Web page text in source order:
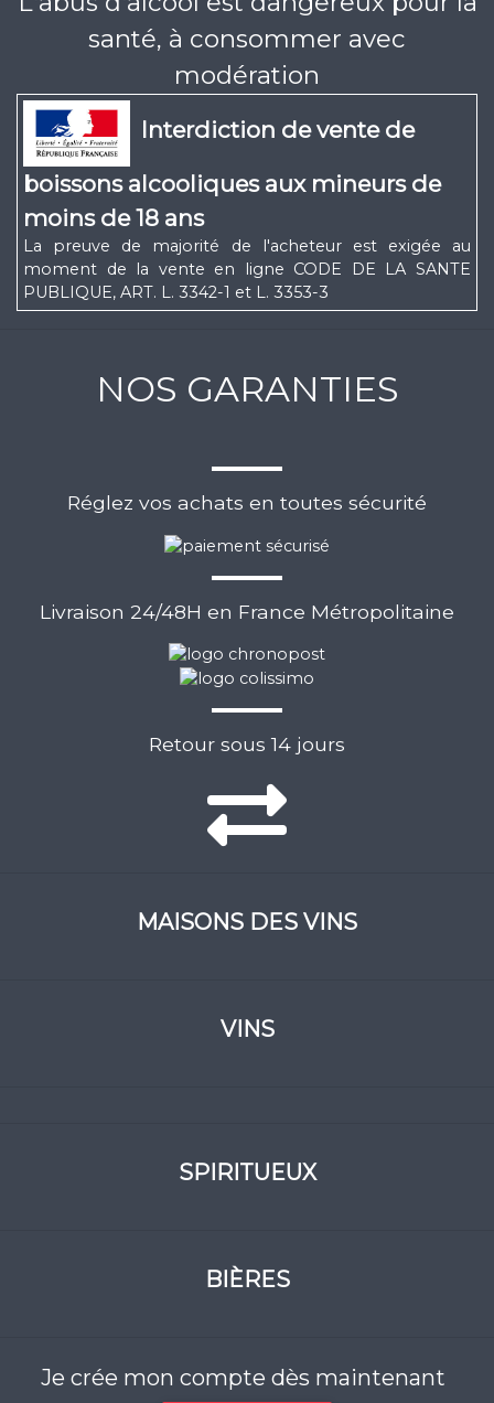
santé, à consommer avec
modération
Interdiction de vente de
boissons alcooliques aux mineurs de
moins de 18 ans
La preuve de majorité de l'acheteur est exigée au
moment de la vente en ligne CODE DE LA SANTE
PUBLIQUE, ART. L. 3342-1 et L. 3353-3
NOS GARANTIES
Réglez vos achats en toutes sécurité
Livraison 24/48H en France Métropolitaine
Retour sous 14 jours
MAISONS DES VINS
VINS
SPIRITUEUX
BIÈRES
Je crée mon compte dès maintenant